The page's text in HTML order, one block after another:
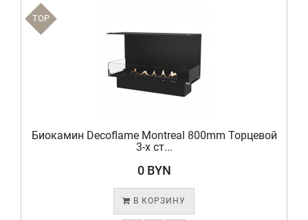
TOP
Биокамин Decoflame Montreal 800mm Торцевой
3-х ст...
0 BYN
В КОРЗИНУ